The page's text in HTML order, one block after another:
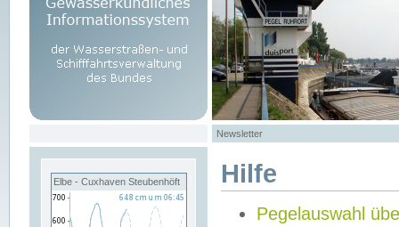
Newsletter
Elbe - Cuxhaven Steubenhöft Hilfe
Pegelauswahl